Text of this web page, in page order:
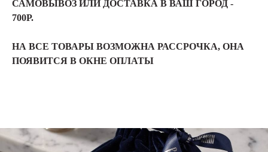
САМОВЫВОЗ ИЛИ ДОСТАВКА В ВАШ ГОРОД -
700Р.
НА ВСЕ ТОВАРЫ ВОЗМОЖНА РАССРОЧКА, ОНА
ПОЯВИТСЯ В ОКНЕ ОПЛАТЫ